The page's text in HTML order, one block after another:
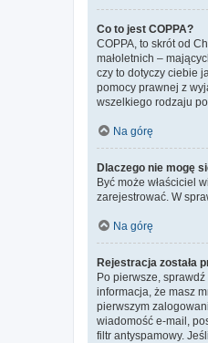
Co to jest COPPA?
COPPA, to skrót od
małoletnich –
czy to dotyczy ciebie
pomocy prawnej z
wszelkiego rodzaju
Na górę
Dlaczego nie mogę
Być może właściciel
zarejestrować. W
Na górę
Rejestracja została
Po pierwsze,
informacja, że masz
pierwszym
wiadomość e-mail,
filtr antyspamowy.